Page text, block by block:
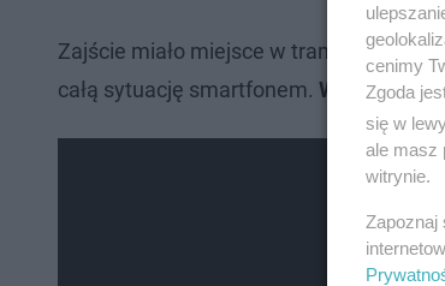
Zajście miało miejsce w tramwaju linii
całą sytuację smartfonem. Wideo
cenimy
Zgoda
się w
ale masz
witrynie.
Zapoznaj